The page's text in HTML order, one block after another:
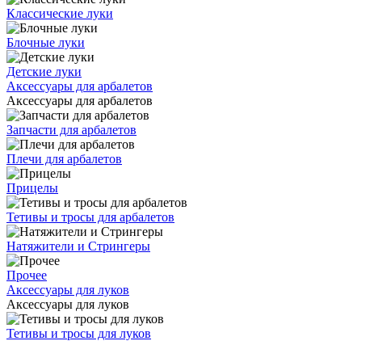
Классические луки
Блочные луки
Детские луки
Аксессуары для арбалетов
Аксессуары для арбалетов
Запчасти для арбалетов
Плечи для арбалетов
Прицелы
Тетивы и тросы для арбалетов
Натяжители и Стрингеры
Прочее
Аксессуары для луков
Аксессуары для луков
Тетивы и тросы для луков